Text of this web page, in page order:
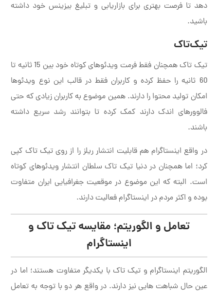
دهد تا فرصت بهتری برای بازاریابی و تبلیغ بیزینس خود داشته
باشید.
تیک‌تاک
تیک تاک همچنان فقط فرمت ویدئوهای کوتاه خود بین 15 ثانیه تا
60 ثانیه را حفظ کرده و کاربران فقط در قالب این نوع ویدئوها
امکان تولید محتوا را دارند. همین موضوع به کاربران زیادی که حتی
فالوورهای اندک دارند کمک کرده تا بتوانند رشد سریع داشته
باشند.
در واقع اینستاگرام هم قابلیت انتشار ریلز را از روی تیک تاک کپی
کرد؛ اما همچنان در دنیا تیک تاک سلطان انتشار ویدئوهای کوتاه
است. البته که این موضوع در موقعیت جغرافیایی ایران متفاوت
بوده و اکثر مردم در اینستاگرام فعالیت دارند.
تعامل و الگوریتم؛ مقایسه تیک تاک و
اینستاگرام
الگوریتم اینستاگرام و تیک تاک با یکدیگر متفاوت هستند؛ اما در
عین حال شباهت هایی نیز دارند. در واقع هر دو با توجه به تعامل